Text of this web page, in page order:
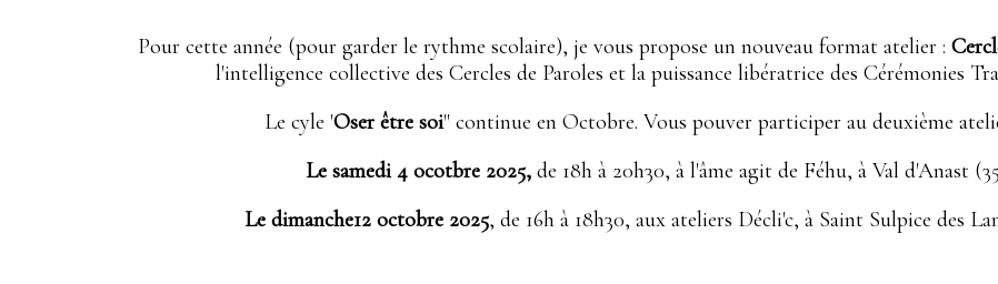
Pour cette année (pour garder le rythme scolaire), je vous propose un nouveau format atelier :
l'intelligence collective des Cercles de Paroles et la puissance libératrice des Cérémonies
Le cyle 'Oser être soi" continue en Octobre. Vous pouver participer au deuxième
Le samedi 4 ocotbre 2025,de 18h à 20h30, à l'âme agit de Féhu, à Val d'Anast
Le dimanche12 octobre 2025, de 16h à 18h30, aux ateliers Décli'c, à Saint Sulpice des